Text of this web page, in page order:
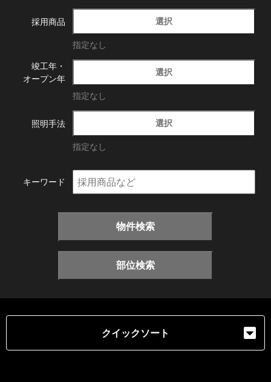
採用商品 選択
指定なし
竣工年・
オープン年
選択
指定なし
照明手法 選択
指定なし
キーワード
物件検索
部位検索
クイックソート